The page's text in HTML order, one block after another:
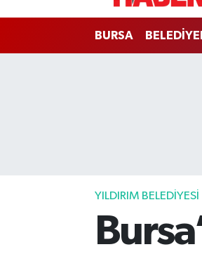
BURSA
YILDIRIM BELEDİYESİ
Tüm Manşetler